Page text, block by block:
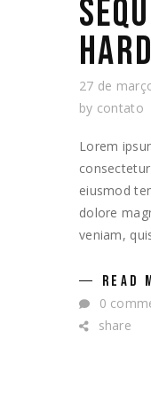
27 de
by contato
Lorem
eiusmod
dolore
veniam,
READ
0
share